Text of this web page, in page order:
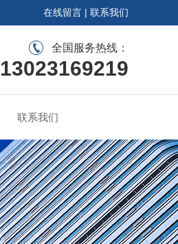
在线留言 | 联系我们
全国服务热线：
13023169219
联系我们